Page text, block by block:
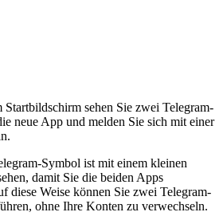
sehen Sie zwei Telegram-
neue App und melden Sie sich mit einer
Symbol ist mit einem kleinen
damit Sie die beiden Apps
diese Weise können Sie zwei Telegram-
ohne Ihre Konten zu verwechseln.